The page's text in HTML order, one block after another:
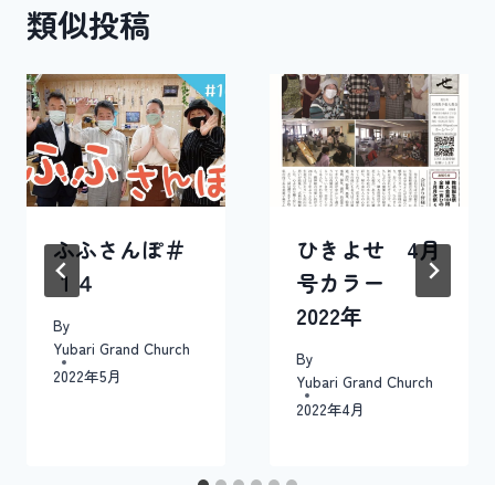
ー
シ
ョ
ン
類似投稿
ふふさんぽ＃
１４
By
Yubari Grand Church
2022年5月
ひきよせ 4月
号カラー
2022年
By
Yubari Grand Church
2022年4月